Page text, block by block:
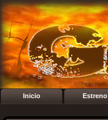
Inicio Estreno